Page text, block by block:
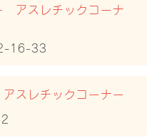
アスレチックコーナ
16-33
スレチックコーナー